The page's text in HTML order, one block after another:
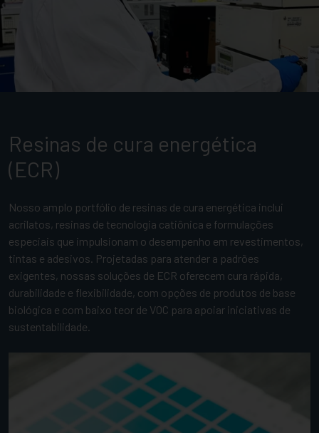
Resinas de cura energética
(ECR)
Nosso amplo portfólio de resinas de cura energética inclui
acrilatos, resinas de tecnologia catiônica e formulações
especiais que impulsionam o desempenho em revestimentos,
tintas e adesivos. Projetadas para atender a padrões
exigentes, nossas soluções de ECR oferecem cura rápida,
durabilidade e flexibilidade, com opções de produtos de base
biológica e com baixo teor de VOC para apoiar iniciativas de
sustentabilidade.